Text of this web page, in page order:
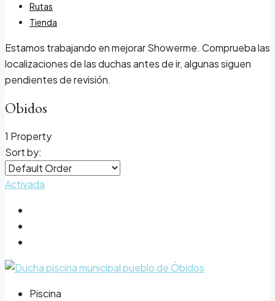
Rutas
Tienda
Estamos trabajando en mejorar Showerme. Comprueba las
localizaciones de las duchas antes de ir, algunas siguen
pendientes de revisión.
Obidos
1 Property
Sort by:
Activada
Piscina